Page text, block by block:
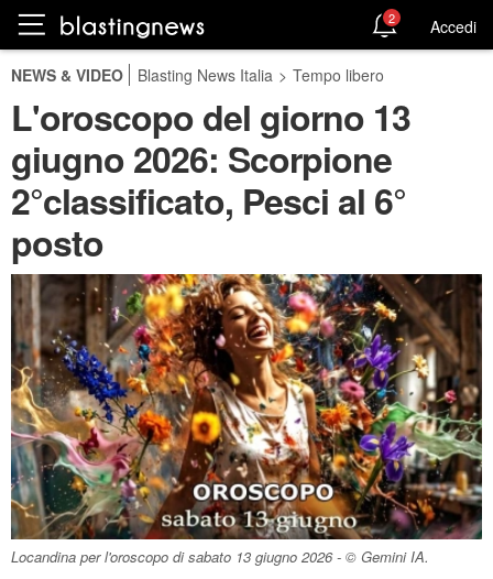
2 Accedi
NEWS & VIDEO Blasting News Italia > Tempo libero
L'oroscopo del giorno 13
giugno 2026: Scorpione
2°classificato, Pesci al 6°
posto
Locandina per l'oroscopo di sabato 13 giugno 2026 - © Gemini IA.